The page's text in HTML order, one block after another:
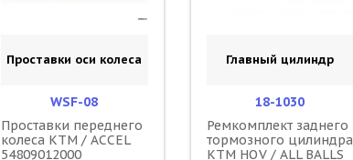
Проставки оси колеса
WSF-08
Проставки переднего
колеса KTM / ACCEL
54809012000
Главный цилиндр
18-1030
Ремкомплект заднего
тормозного цилиндра
KTM HQV / ALL BALLS